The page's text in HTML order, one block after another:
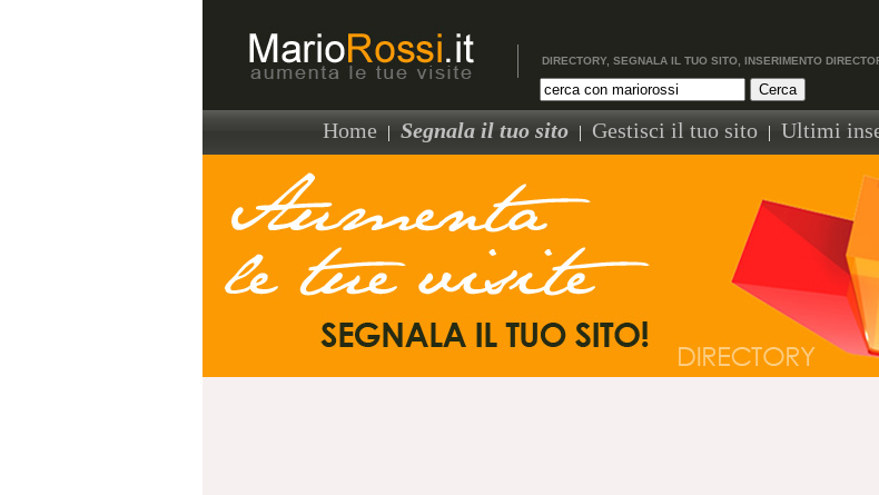
DIRECTORY, SEGNALA IL TUO SITO, INSERIMENTO
Home | Segnala il tuo sito | Gestisci il tuo sito | Ultimi